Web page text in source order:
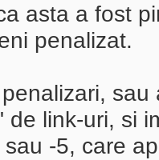
asta a fost
penalizat.
de link-uri, si
-5, care